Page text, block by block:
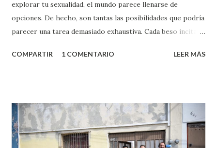
explorar tu sexualidad, el mundo parece llenarse de
opciones. De hecho, son tantas las posibilidades que podría
parecer una tarea demasiado exhaustiva. Cada beso incita
partes de ti que jamás hubieras imaginado. El problema es
conoces ni la mitad de lo que deberías saber. Pero incluso
quienes ya han tenido relaciones sexuales no son expertos
o expertas en el tema. Siempre hay algo nuevo que
COMPARTIR 1 COMENTARIO LEER MÁS